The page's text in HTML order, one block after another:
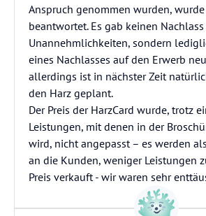
Anspruch genommen wurden,
beantwortet. Es gab keinen
Unannehmlichkeiten, sondern
eines Nachlasses auf den Erwerb
allerdings ist in nächster Zeit
den Harz geplant.
Der Preis der HarzCard wurde, trotz
Leistungen, mit denen in der
wird, nicht angepasst – es werden
an die Kunden, weniger Leistungen
Preis verkauft - wir waren sehr